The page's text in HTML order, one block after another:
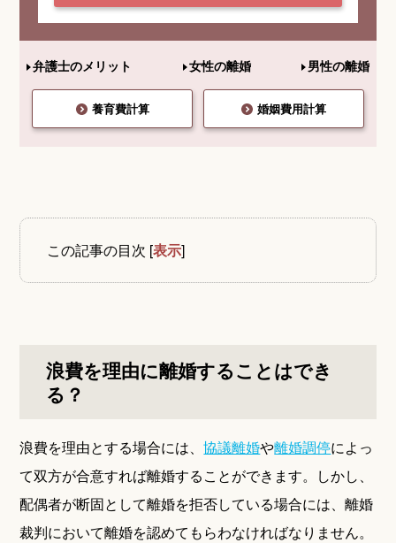
弁護士のメリット 女性の離婚 男性の離婚
養育費計算 婚姻費用計算
この記事の目次 [表示]
浪費を理由に離婚することはでき
る？
浪費を理由とする場合には、協議離婚や離婚調停によっ
て双方が合意すれば離婚することができます。しかし、
配偶者が断固として離婚を拒否している場合には、離婚
裁判において離婚を認めてもらわなければなりません。